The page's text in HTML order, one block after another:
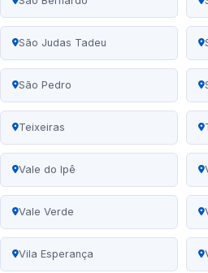
São Judas Tadeu
São Pedro
Teixeiras
Vale do Ipê
Vale Verde
Vila Esperança